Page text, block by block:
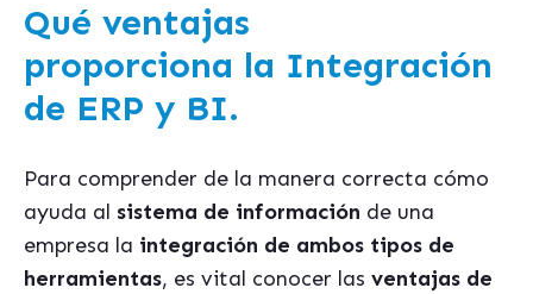
Qué ventajas
proporciona la Integración
de ERP y BI.
Para comprender de la manera correcta cómo
ayuda al sistema de información de una
empresa la integración de ambos tipos de
herramientas, es vital conocer las ventajas de